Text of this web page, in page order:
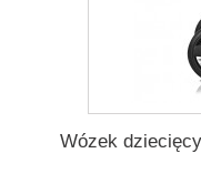
Wózek